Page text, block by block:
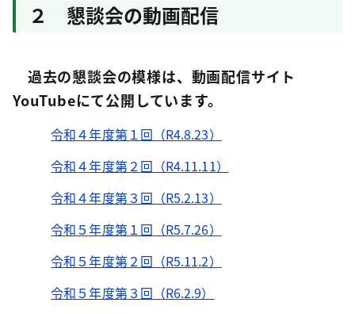
２ 懇談会の動画配信
過去の懇談会の模様は、動画配信サイト
YouTubeにて公開しています。
令和４年度第１回（R4.8.23）
令和４年度第２回（R4.11.11）
令和４年度第３回（R5.2.13）
令和５年度第１回（R5.7.26）
令和５年度第２回（R5.11.2）
令和５年度第３回（R6.2.9）